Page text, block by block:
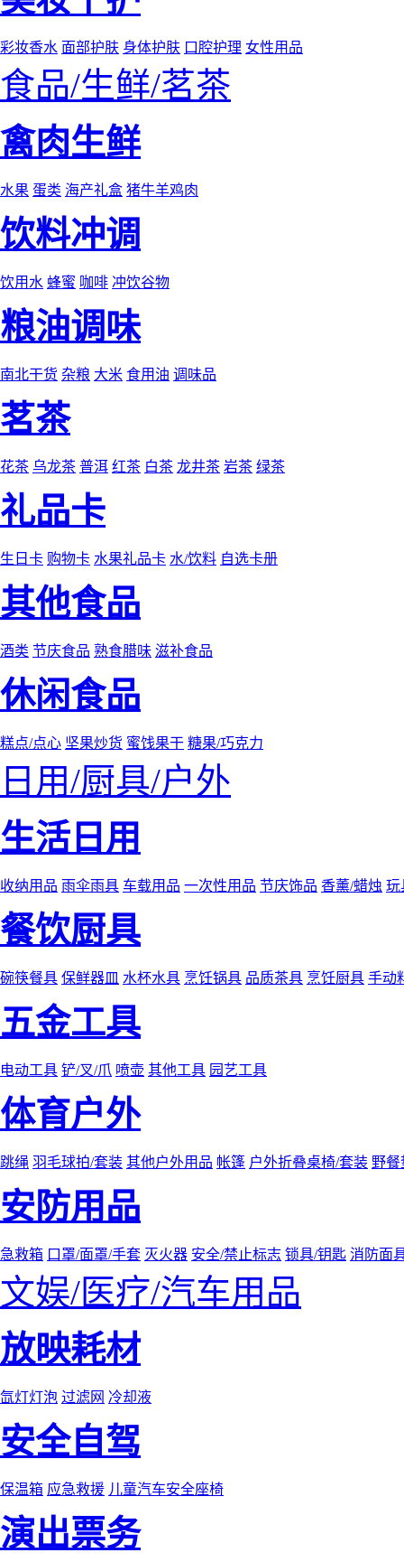
彩妆香水 面部护肤 身体护肤 口腔护理 女性用品
食品/生鲜/茗茶
禽肉生鲜
水果 蛋类 海产礼盒 猪牛羊鸡肉
饮料冲调
饮用水 蜂蜜 咖啡 冲饮谷物
粮油调味
南北干货 杂粮 大米 食用油 调味品
茗茶
花茶 乌龙茶 普洱 红茶 白茶 龙井茶 岩茶 绿茶
礼品卡
生日卡 购物卡 水果礼品卡 水/饮料 自选卡册
其他食品
酒类 节庆食品 熟食腊味 滋补食品
休闲食品
糕点/点心 坚果炒货 蜜饯果干 糖果/巧克力
日用/厨具/户外
生活日用
收纳用品 雨伞雨具 车载用品 一次性用品 节庆饰品 香薰/蜡烛 玩
餐饮厨具
碗筷餐具 保鲜器皿 水杯水具 烹饪锅具 品质茶具 烹饪厨具 手动
五金工具
电动工具 铲/叉/爪 喷壶 其他工具 园艺工具
体育户外
跳绳 羽毛球拍/套装 其他户外用品 帐篷 户外折叠桌椅/套装 野餐
安防用品
急救箱 口罩/面罩/手套 灭火器 安全/禁止标志 锁具/钥匙 消防面
文娱/医疗/汽车用品
放映耗材
氙灯灯泡 过滤网 冷却液
安全自驾
保温箱 应急救援 儿童汽车安全座椅
演出票务